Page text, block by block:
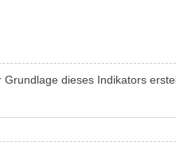
dieses Indikators